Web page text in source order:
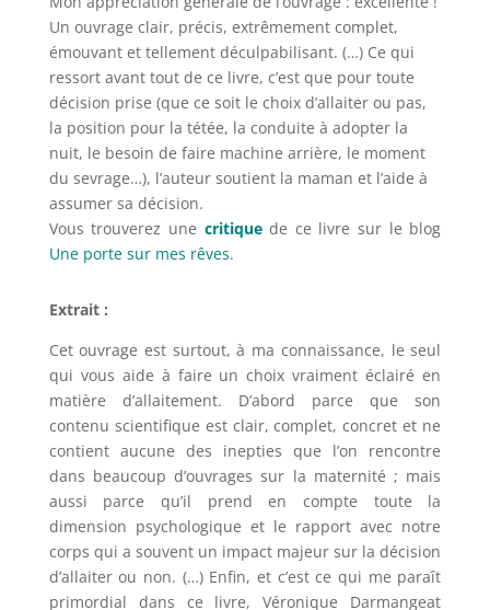
Un ouvrage clair, précis, extrêmement complet,
émouvant et tellement déculpabilisant. (…) Ce qui
ressort avant tout de ce livre, c’est que pour toute
décision prise (que ce soit le choix d’allaiter ou pas,
la position pour la tétée, la conduite à adopter la
nuit, le besoin de faire machine arrière, le moment
du sevrage…), l’auteur soutient la maman et l’aide à
assumer sa décision.
Vous trouverez une critiquede ce livre sur le blog
Une porte sur mes rêves.
Extrait :
Cet ouvrage est surtout, à ma connaissance, le seul
qui vous aide à faire un choix vraiment éclairé en
matière d’allaitement. D’abord parce que son
contenu scientifique est clair, complet, concret et ne
contient aucune des inepties que l’on rencontre
dans beaucoup d’ouvrages sur la maternité ; mais
aussi parce qu’il prend en compte toute la
dimension psychologique et le rapport avec notre
corps qui a souvent un impact majeur sur la décision
d’allaiter ou non. (…) Enfin, et c’est ce qui me paraît
primordial dans ce livre, Véronique Darmangeat